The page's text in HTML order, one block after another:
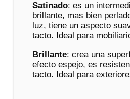
Satinado: es un
brillante, mas bien
luz, tiene un aspecto
tacto. Ideal para
Brillante: crea una
efecto espejo, es
tacto. Ideal para